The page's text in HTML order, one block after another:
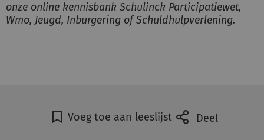
onze online kennisbank Schulinck Participatiewet,
Wmo, Jeugd, Inburgering of Schuldhulpverlening.
Voeg toe aan leeslijst Deel